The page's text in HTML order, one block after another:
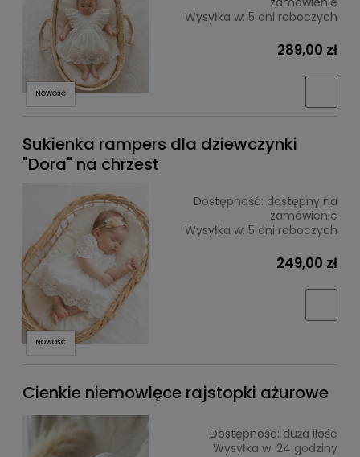
Wysyłka w: 5 dni roboczych
289,00 zł
NOWOŚĆ
Sukienka rampers dla dziewczynki
"Dora" na chrzest
Dostępność: dostępny na
zamówienie
Wysyłka w: 5 dni roboczych
249,00 zł
NOWOŚĆ
Cienkie niemowlęce rajstopki ażurowe
Dostępność: duża ilość
Wysyłka w: 24 godziny